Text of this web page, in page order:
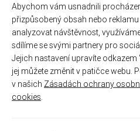
Možnosti aplikace:
stěrka, nerezové hladítko,
Podkladový materiál:
vápenocementové omítky,
DOPORUČENÉ POUŽITÍ
Abychom vám usnadnili
přizpůsobený obsah nebo
analyzovat návštěvnost,
sdílíme se svými partnery pro
Jejich nastavení upravíte
jej můžete změnit v patičce webu.
v našich Zásadách ochrany
cookies